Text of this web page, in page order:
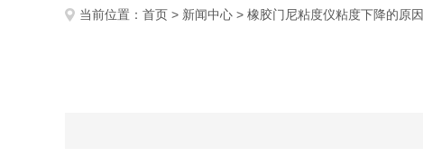
当前位置： 首页 > 新闻中心 > 橡胶门尼粘度仪粘度下降的原因